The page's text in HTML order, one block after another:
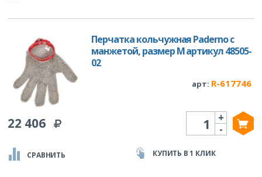
Перчатка кольчужная Paderno с
манжетой, размер М артикул 48505-
02
арт: R-617746
22 406 Количество
-
+
СРАВНИТЬ КУПИТЬ В 1 КЛИК